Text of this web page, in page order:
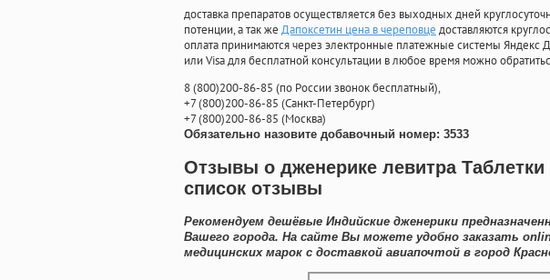
доставка препаратов осуществляется без выходных дней
потенции, а так же Дапоксетин цена в череповце доставляются
оплата принимаются через электронные платежные системы Яндекс
или Visa для бесплатной консультации в любое время можно
8(800)200-86-85 (по России звонок бесплатный),
+7(800)200-86-85 (Санкт-Петербург)
+7(800)200-86-85 (Москва)
Обязательно назовите добавочный номер: 3533
Отзывы о дженерике левитра
список отзывы
Рекомендуем дешёвые Индийские дженерики
Вашего города. На сайте Вы можете удобно заказать
медицинских марок с доставкой авиапочтой в город